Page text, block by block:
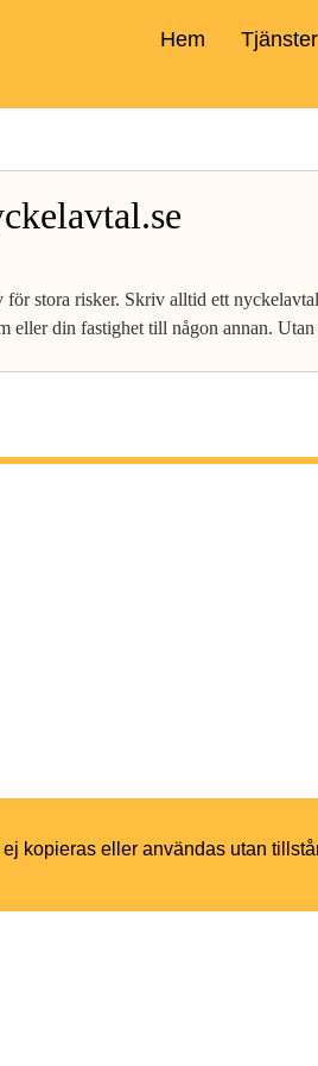
Hem Tjänster
stora risker. Skriv alltid ett
eller din fastighet till någon annan.
kopieras eller användas utan